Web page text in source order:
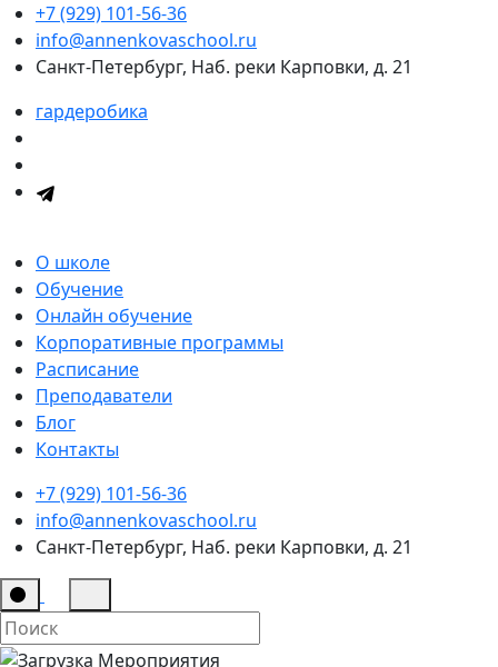
+7 (929) 101-56-36
info@annenkovaschool.ru
Санкт-Петербург, Наб. реки Карповки, д. 21
гардеробика
О школе
Обучение
Онлайн обучение
Корпоративные программы
Расписание
Преподаватели
Блог
Контакты
+7 (929) 101-56-36
info@annenkovaschool.ru
Санкт-Петербург, Наб. реки Карповки, д. 21